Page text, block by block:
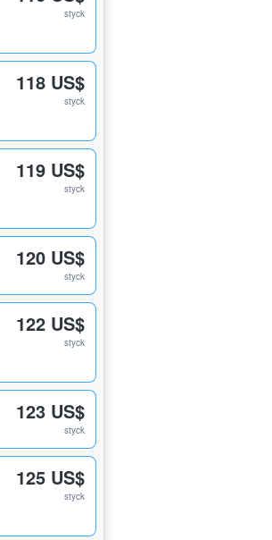
styck
118 US$
styck
119 US$
styck
120 US$
styck
122 US$
styck
123 US$
styck
125 US$
styck